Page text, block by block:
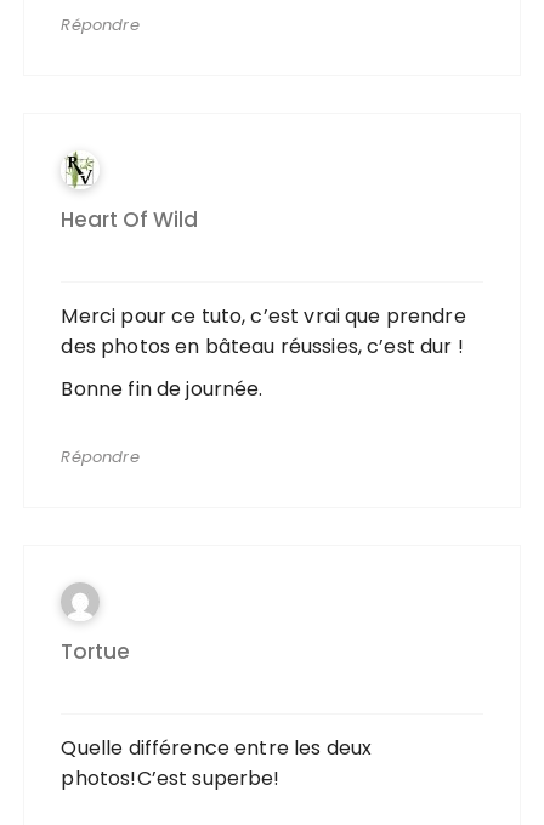
Répondre
Heart Of Wild
Merci pour ce tuto, c’est vrai que prendre
des photos en bâteau réussies, c’est dur !
Bonne fin de journée.
Répondre
Tortue
Quelle différence entre les deux
photos!C’est superbe!